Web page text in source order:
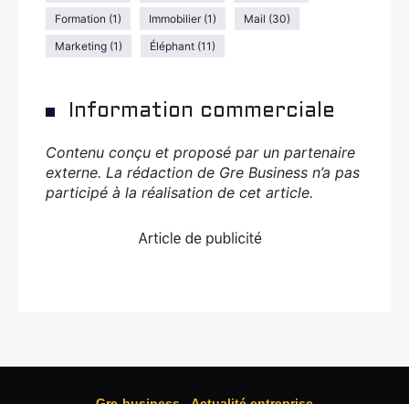
Formation (1) Immobilier(1) Mail (30)
Marketing (1) Éléphant (11)
Information commerciale
Contenu conçu et proposé par un partenaire
externe. La rédaction de Gre Business n’a pas
participé à la réalisation de cet article.